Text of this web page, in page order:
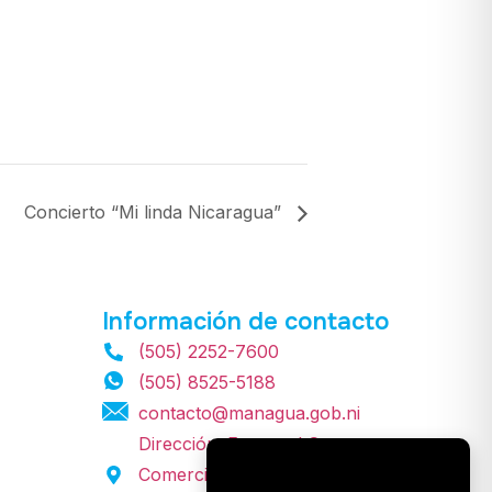
Concierto “Mi linda Nicaragua”
Información de contacto
(505) 2252-7600
(505) 8525-5188
contacto@managua.gob.ni
Dirección: Frente al Centro
Comercial Zumen, Centro Cívico,